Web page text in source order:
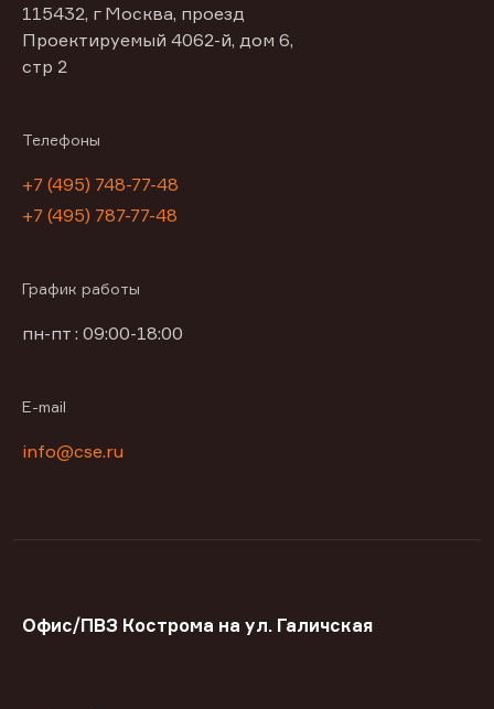
115432, г Москва, проезд
Проектируемый 4062-й, дом 6,
стр 2
Телефоны
+7 (495) 748-77-48
+7 (495) 787-77-48
График работы
пн-пт : 09:00-18:00
E-mail
info@cse.ru
Офис/ПВЗ Кострома на ул. Галичская